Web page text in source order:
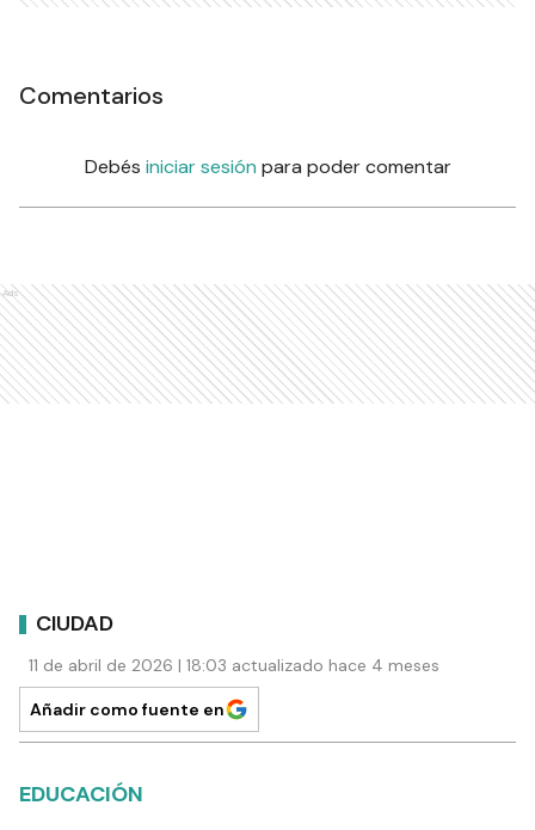
Comentarios
Debés iniciar sesión para poder comentar
Ads
CIUDAD
11 de abril de 2026 | 18:03 actualizado hace 4 meses
Añadir como fuente en
EDUCACIÓN